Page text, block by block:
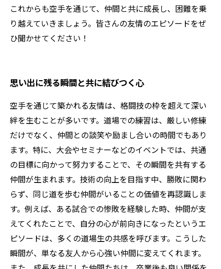
これからも空手を通じて、仲間と共に成長し、困難を乗
り越えていきましょう。皆さんの友情のエピソードをぜ
ひ聞かせてください！
思い出に残る瞬間と共に結びつく心
空手を通じて築かれる友情は、格闘技の枠を超えて深い
絆を生むことが多いです。道場での練習は、厳しい修練
だけでなく、仲間との談笑や励まし合いの時間でもあり
ます。特に、大会やセミナーなどのイベントでは、共通
の目標に向かって努力することで、その瞬間を共有する
仲間が生まれます。技術の向上を目指す中、勝敗に関わ
らず、同じ道を歩む仲間がいることの価値を再認識しま
す。例えば、ある試合での惨敗を経験した時、仲間が支
えてくれたことで、自分の心が前向きになったというエ
ピソードは、多くの道場生の共感を呼びます。こうした
瞬間が、単なる友人から心強い仲間に変えてくれます。